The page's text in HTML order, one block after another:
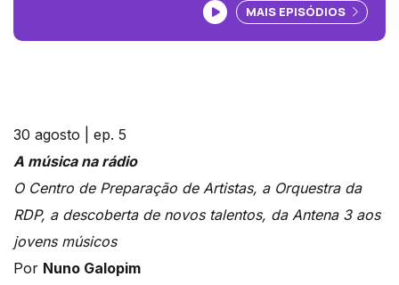
Ouvir podcast
MAIS EPISÓDIOS
30 agosto | ep. 5
A música na rádio
O Centro de Preparação de Artistas, a Orquestra da
RDP, a descoberta de novos talentos, da Antena 3 aos
jovens músicos
Por Nuno Galopim